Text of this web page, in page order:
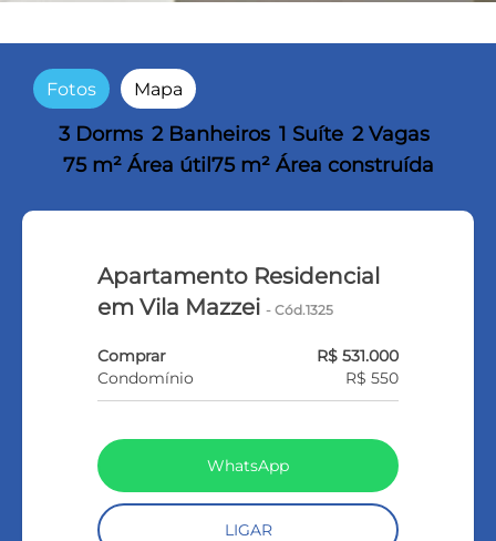
Fotos Mapa
3 Dorms 2 Banheiros 1 Suíte 2 Vagas
75 m² Área útil 75 m² Área construída
Apartamento Residencial
em Vila Mazzei - Cód.1325
Comprar
R$ 531.000
Condomínio
R$ 550
WhatsApp
LIGAR